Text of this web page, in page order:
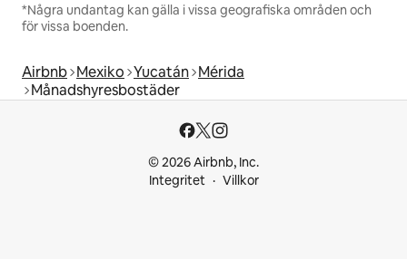
*Några undantag kan gälla i vissa geografiska områden och
för vissa boenden.
Airbnb Mexiko Yucatán Mérida
Månadshyresbostäder
© 2026 Airbnb, Inc.
Integritet
Villkor